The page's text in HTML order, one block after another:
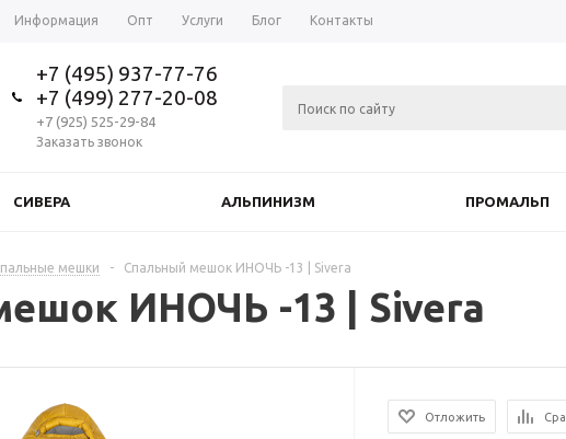
Информация Опт Услуги Блог Контакты
+7 (495) 937-77-76
+7 (499) 277-20-08
+7 (925) 525-29-84
Заказать звонок
СИВЕРА АЛЬПИНИЗМ ПРОМАЛЬП
мешки - Спальный мешок ИНОЧЬ -13 | Sivera
ИНОЧЬ -13 | Sivera
Отложить